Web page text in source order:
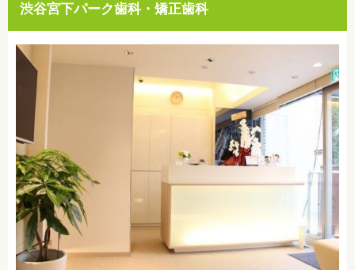
渋谷宮下パーク歯科・矯正歯科